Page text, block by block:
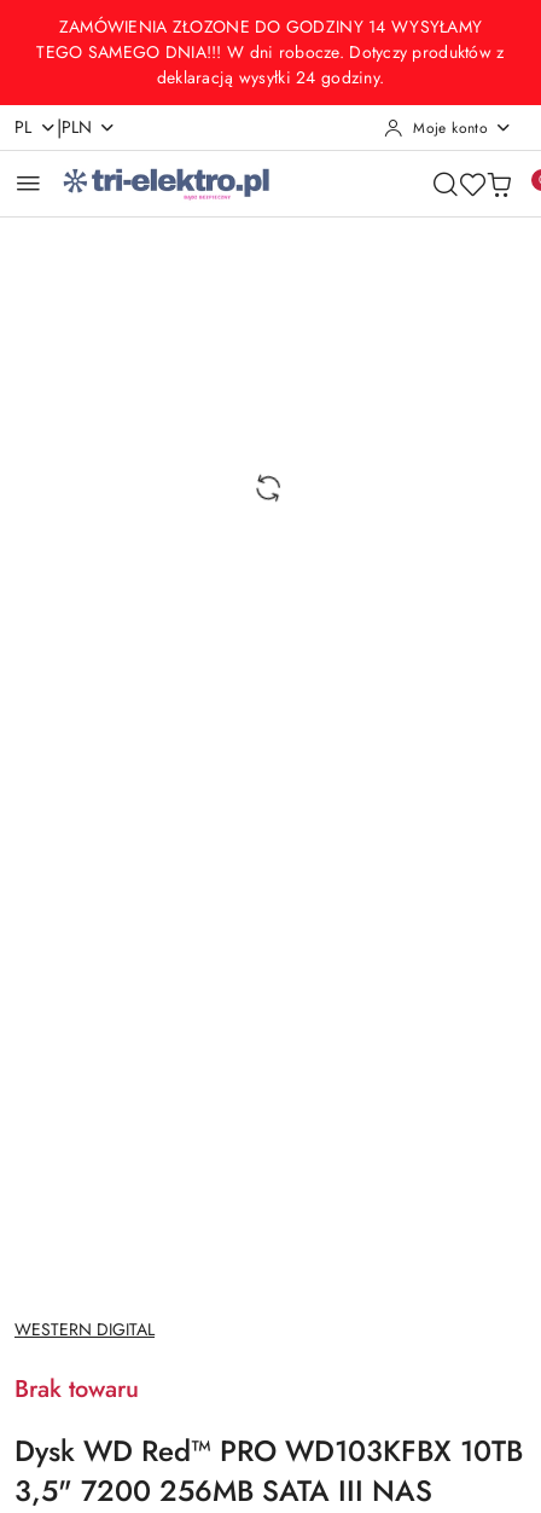
Przejdź do treści głównej
Przejdź do wyszukiwarki
Przejdź do moje konto
Przejdź do menu głównego
Przejdź do opisu produktu
Przejdź do stopki
ZAMÓWIENIA ZŁOZONE DO GODZINY 14 WYSYŁAMY
TEGO SAMEGO DNIA!!! W dni robocze. Dotyczy produktów z
deklaracją wysyłki 24 godziny.
PL |PLN Moje konto
NAZWA
PRODUCENTA:
WESTERN DIGITAL
Brak towaru
Dysk WD Red™ PRO WD103KFBX 10TB
3,5" 7200 256MB SATA III NAS